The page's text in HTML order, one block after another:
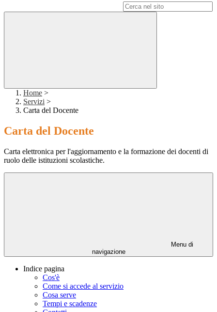
Home >
Servizi >
Carta del Docente
Carta del Docente
Carta elettronica per l'aggiornamento e la formazione dei docenti di
ruolo delle istituzioni scolastiche.
Menu di
navigazione
Indice pagina
Cos'è
Come si accede al servizio
Cosa serve
Tempi e scadenze